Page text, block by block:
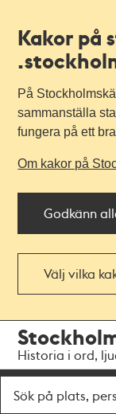
Kakor på
På
sammanställa
fungera på ett
Om kakor på
Godkänn
Välj vilka
navigationen
huvudinnehållet
Historia i ord,